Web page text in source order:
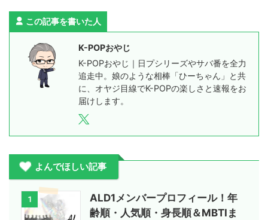
この記事を書いた人
K-POPおやじ
K-POPおやじ｜日プシリーズやサバ番を全力
追走中。娘のような相棒「ひーちゃん」と共
に、オヤジ目線でK-POPの楽しさと速報をお
届けします。
よんでほしい記事
1
ALD1メンバープロフィール！年
齢順・人気順・身長順＆MBTIま